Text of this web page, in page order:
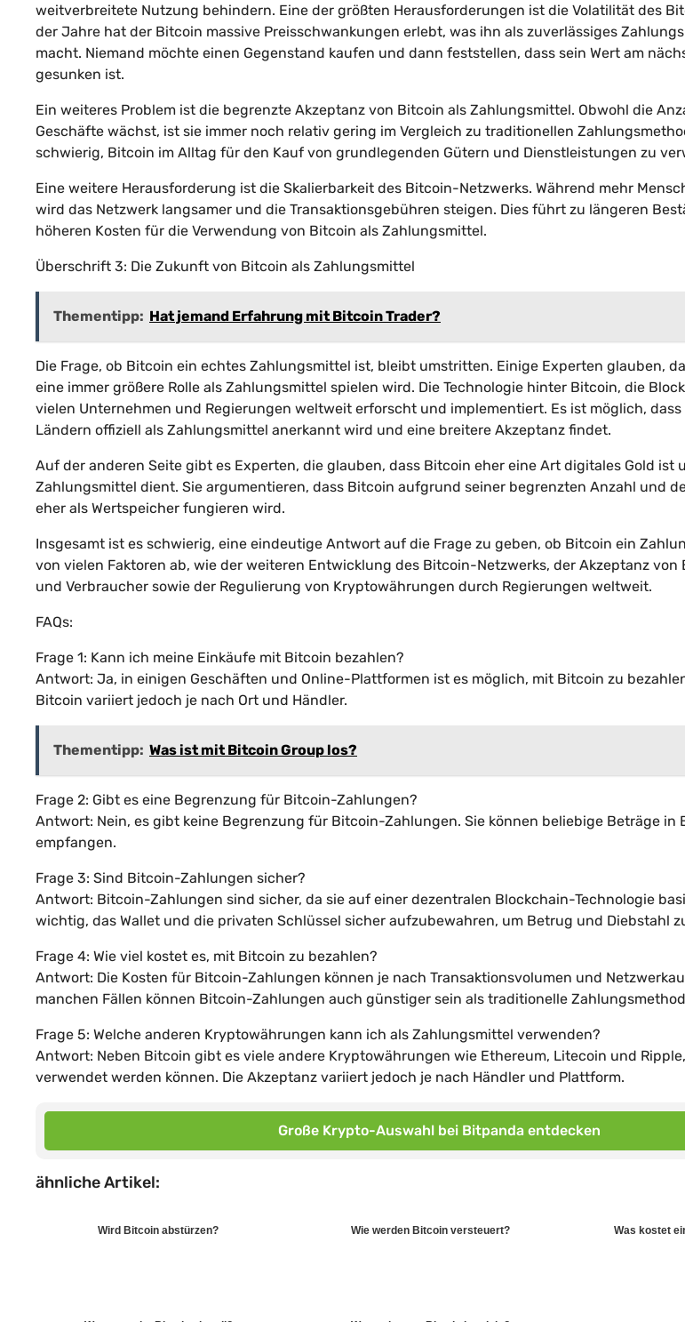
weitverbreitete Nutzung behindern. Eine der größten Herausforderungen ist die Volatilität des
der Jahre hat der Bitcoin massive Preisschwankungen erlebt, was ihn als zuverlässiges
macht. Niemand möchte einen Gegenstand kaufen und dann feststellen, dass sein Wert am
gesunken ist.
Ein weiteres Problem ist die begrenzte Akzeptanz von Bitcoin als Zahlungsmittel. Obwohl die
Geschäfte wächst, ist sie immer noch relativ gering im Vergleich zu traditionellen
schwierig, Bitcoin im Alltag für den Kauf von grundlegenden Gütern und Dienstleistungen zu
Eine weitere Herausforderung ist die Skalierbarkeit des Bitcoin-Netzwerks. Während mehr
wird das Netzwerk langsamer und die Transaktionsgebühren steigen. Dies führt zu längeren
höheren Kosten für die Verwendung von Bitcoin als Zahlungsmittel.
Überschrift 3: Die Zukunft von Bitcoin als Zahlungsmittel
Thementipp: Hat jemand Erfahrung mit Bitcoin Trader?
Die Frage, ob Bitcoin ein echtes Zahlungsmittel ist, bleibt umstritten. Einige Experten glauben,
eine immer größere Rolle als Zahlungsmittel spielen wird. Die Technologie hinter Bitcoin, die
vielen Unternehmen und Regierungen weltweit erforscht und implementiert. Es ist möglich,
Ländern offiziell als Zahlungsmittel anerkannt wird und eine breitere Akzeptanz findet.
Auf der anderen Seite gibt es Experten, die glauben, dass Bitcoin eher eine Art digitales Gold ist
Zahlungsmittel dient. Sie argumentieren, dass Bitcoin aufgrund seiner begrenzten Anzahl und
eher als Wertspeicher fungieren wird.
Insgesamt ist es schwierig, eine eindeutige Antwort auf die Frage zu geben, ob Bitcoin ein
von vielen Faktoren ab, wie der weiteren Entwicklung des Bitcoin-Netzwerks, der Akzeptanz
und Verbraucher sowie der Regulierung von Kryptowährungen durch Regierungen weltweit.
FAQs:
Frage 1: Kann ich meine Einkäufe mit Bitcoin bezahlen?
Antwort: Ja, in einigen Geschäften und Online-Plattformen ist es möglich, mit Bitcoin zu
Bitcoin variiert jedoch je nach Ort und Händler.
Thementipp: Was ist mit Bitcoin Group los?
Frage 2: Gibt es eine Begrenzung für Bitcoin-Zahlungen?
Antwort: Nein, es gibt keine Begrenzung für Bitcoin-Zahlungen. Sie können beliebige Beträge in
empfangen.
Frage 3: Sind Bitcoin-Zahlungen sicher?
Antwort: Bitcoin-Zahlungen sind sicher, da sie auf einer dezentralen Blockchain-Technologie
wichtig, das Wallet und die privaten Schlüssel sicher aufzubewahren, um Betrug und Diebstahl
Frage 4: Wie viel kostet es, mit Bitcoin zu bezahlen?
Antwort: Die Kosten für Bitcoin-Zahlungen können je nach Transaktionsvolumen und
manchen Fällen können Bitcoin-Zahlungen auch günstiger sein als traditionelle
Frage 5: Welche anderen Kryptowährungen kann ich als Zahlungsmittel verwenden?
Antwort: Neben Bitcoin gibt es viele andere Kryptowährungen wie Ethereum, Litecoin und
verwendet werden können. Die Akzeptanz variiert jedoch je nach Händler und Plattform.
Große Krypto-Auswahl bei Bitpanda entdecken
ähnliche Artikel:
Wird Bitcoin abstürzen? Wie werden Bitcoin versteuert? Was kostet